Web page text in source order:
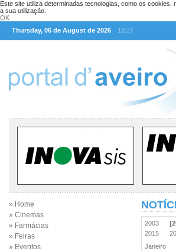
Este site utiliza determinadas tecnologias, como os
a sua utilização.
OK
Thursday, 06 de August de 2026
18:27
» Home
» Cinemas
» Farmácias
» Feiras
» Eventos
2003
2015
Janeiro